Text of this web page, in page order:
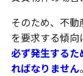
そのため、不
を要求する傾向
必ず発生する
ればなりません。